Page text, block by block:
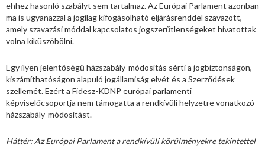
ehhez hasonló szabályt sem tartalmaz. Az Európai Parlament azonban
ma is ugyanazzal a jogilag kifogásolható eljárásrenddel szavazott,
amely szavazási móddal kapcsolatos jogszerűtlenségeket hivatottak
volna kiküszöbölni.
Egy ilyen jelentőségű házszabály-módosítás sérti a jogbiztonságon,
kiszámíthatóságon alapuló jogállamiság elvét és a Szerződések
szellemét. Ezért a Fidesz-KDNP európai parlamenti
képviselőcsoportja nem támogatta a rendkívüli helyzetre vonatkozó
házszabály-módosítást.
Háttér: Az Európai Parlament a rendkívüli körülményekre tekintettel